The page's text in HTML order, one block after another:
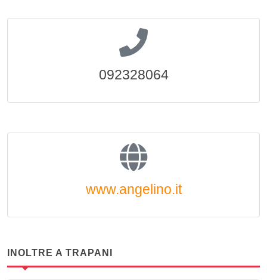
092328064
www.angelino.it
INOLTRE A TRAPANI